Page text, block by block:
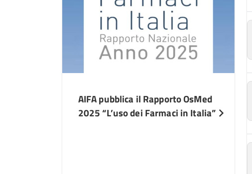
AIFA pubblica il Rapporto OsMed
2025 “L’uso dei Farmaci in Italia”